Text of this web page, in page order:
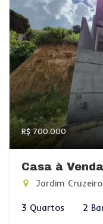
R$ 700.000
Casa à
Jardim
3 Quartos 2